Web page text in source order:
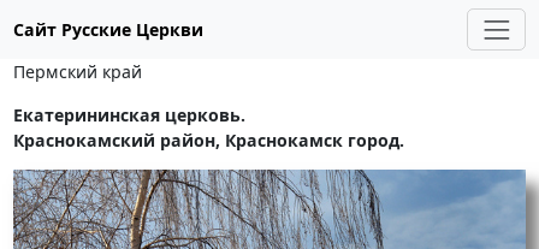
Сайт Русские Церкви
Пермский край
Екатерининская церковь.
Краснокамский район, Краснокамск город.